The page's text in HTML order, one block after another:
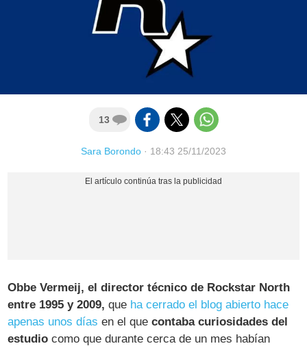
13
Sara Borondo · 18:43 25/11/2023
Obbe Vermeij, el director técnico de Rockstar North
entre 1995 y 2009, que ha cerrado el blog abierto hace
apenas unos días en el que contaba curiosidades del
estudio como que durante cerca de un mes habían